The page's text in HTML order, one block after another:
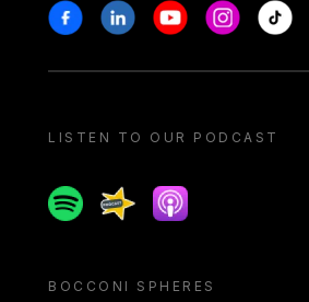
Stay in touch
FacebookLinkedinYoutubeInstagram
Tiktok
LISTEN TO OUR PODCAST
SpotifySpreakerApple podcast
BOCCONI SPHERES